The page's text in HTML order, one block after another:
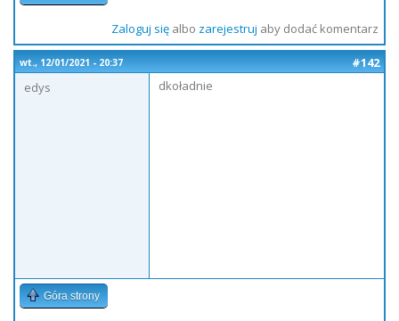
Zaloguj sięalbo zarejestruj aby dodać komentarz
wt., 12/01/2021 - 20:37
#142
edys
dkoładnie
Góra strony